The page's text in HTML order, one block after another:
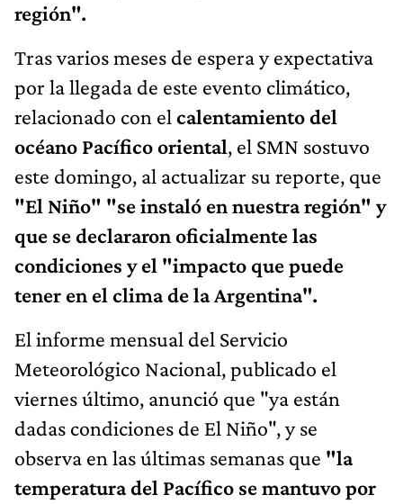
región".
Tras varios meses de espera y expectativa
por la llegada de este evento climático,
relacionado con el calentamiento del
océano Pacífico oriental, el SMN sostuvo
este domingo, al actualizar su reporte, que
"El Niño" "se instaló en nuestra región" y
que se declararon oficialmente las
condiciones y el "impacto que puede
tener en el clima de la Argentina".
El informe mensual del Servicio
Meteorológico Nacional, publicado el
viernes último, anunció que "ya están
dadas condiciones de El Niño", y se
observa en las últimas semanas que "la
temperatura del Pacífico se mantuvo por